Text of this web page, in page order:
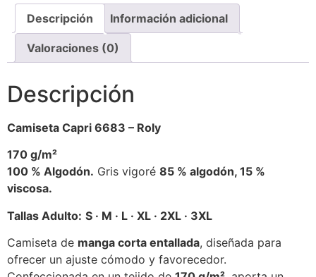
Descripción Información adicional
Valoraciones (0)
Descripción
Camiseta Capri 6683 – Roly
170 g/m²
100 % Algodón. Gris vigoré 85 % algodón, 15 %
viscosa.
Tallas Adulto: S · M · L · XL · 2XL · 3XL
Camiseta de manga corta entallada, diseñada para
ofrecer un ajuste cómodo y favorecedor.